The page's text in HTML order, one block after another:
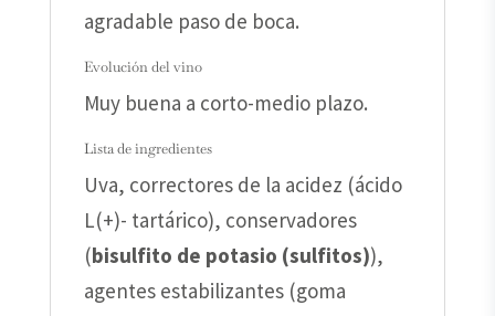
agradable paso de boca.
Evolución del vino
Muy buena a corto-medio plazo.
Lista de ingredientes
Uva, correctores de la acidez (ácido
L(+)- tartárico), conservadores
(bisulfito de potasio (sulfitos)),
agentes estabilizantes (goma